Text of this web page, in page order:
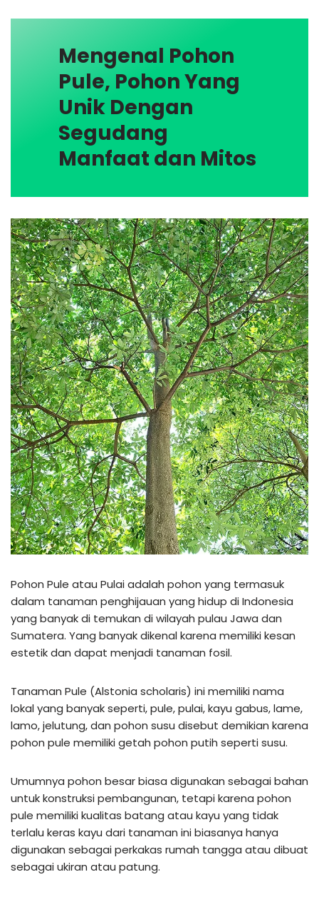
Mengenal Pohon
Pule, Pohon Yang
Unik Dengan
Segudang
Manfaat dan Mitos
Pohon Pule atau Pulai adalah pohon yang termasuk
dalam tanaman penghijauan yang hidup di Indonesia
yang banyak di temukan di wilayah pulau Jawa dan
Sumatera. Yang banyak dikenal karena memiliki kesan
estetik dan dapat menjadi tanaman fosil.
Tanaman Pule (Alstonia scholaris) ini memiliki nama
lokal yang banyak seperti, pule, pulai, kayu gabus, lame,
lamo, jelutung, dan pohon susu disebut demikian karena
pohon pule memiliki getah pohon putih seperti susu.
Umumnya pohon besar biasa digunakan sebagai bahan
untuk konstruksi pembangunan, tetapi karena pohon
pule memiliki kualitas batang atau kayu yang tidak
terlalu keras kayu dari tanaman ini biasanya hanya
digunakan sebagai perkakas rumah tangga atau dibuat
sebagai ukiran atau patung.